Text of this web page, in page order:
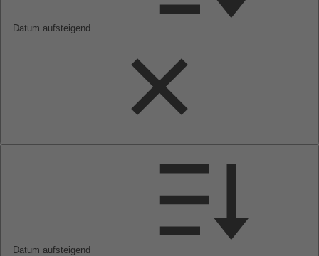
Datum aufsteigend
Datum aufsteigend